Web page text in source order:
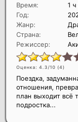
Время:
1
Год:
Жанр:
Страна:
Режиссер:
Оценка: 4.3/10 (4)
Поездка,
отношения,
план выходит всё
подростка...